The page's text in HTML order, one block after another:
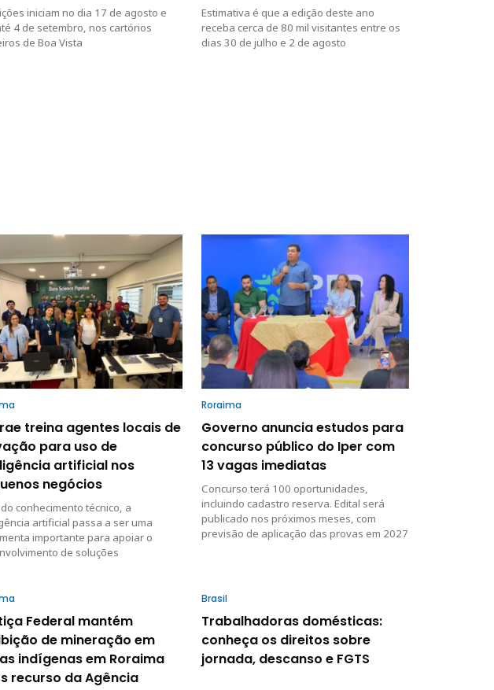
iniciam no dia 17 de agosto e
4 de setembro, nos cartórios
de Boa Vista
Estimativa é que a edição deste ano
receba cerca de 80 mil visitantes entre os
dias 30 de julho e 2 de agosto
treina agentes locais de
para uso de
artificial nos
negócios
conhecimento técnico, a
artificial passa a ser uma
importante para apoiar o
de soluções
Roraima
Governo anuncia estudos para
concurso público do Iper com
13 vagas imediatas
Concurso terá 100 oportunidades,
incluindo cadastro reserva. Edital será
publicado nos próximos meses, com
previsão de aplicação das provas em 2027
Federal mantém
de mineração em
indígenas em Roraima
recurso da Agência
Brasil
Trabalhadoras domésticas:
conheça os direitos sobre
jornada, descanso e FGTS